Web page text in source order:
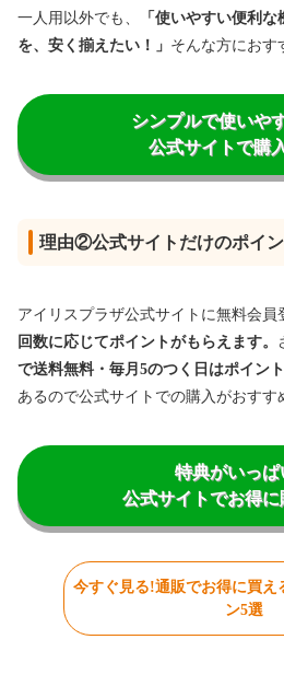
一人用以外でも、
「使いやすい便利
を、安く揃えたい！」 そんな方におす
シンプルで使いや
公式サイトで購
理由②公式サイトだけのポイ
アイリスプラザ公式サイトに無料会員
回数に応じてポイントがもらえます。
で送料無料・毎月5のつく日はポイン
あるので公式サイトでの購入がおすす
特典がいっぱ
公式サイトでお得に
今すぐ見る!通販でお得に買え
ン5選